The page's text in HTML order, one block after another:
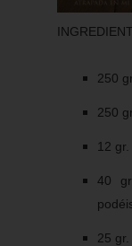
250
250
12
40
25